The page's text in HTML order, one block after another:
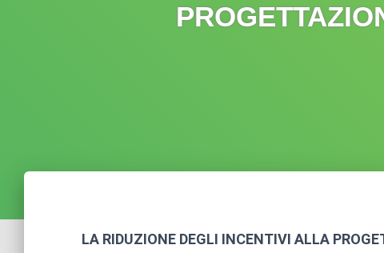
LA RIDUZIONE DEGLI INCENTIVI ALLA